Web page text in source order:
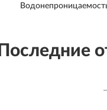
Последние